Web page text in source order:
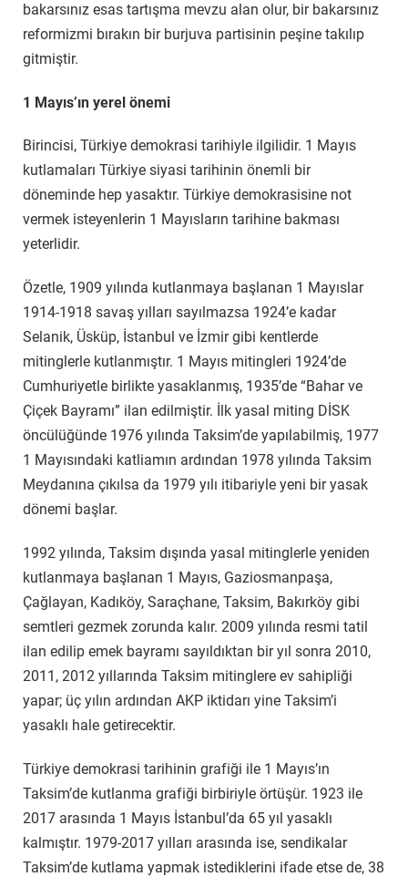
bakarsınız esas tartışma mevzu alan olur, bir bakarsınız
reformizmi bırakın bir burjuva partisinin peşine takılıp
gitmiştir.
1 Mayıs’ın yerel önemi
Birincisi, Türkiye demokrasi tarihiyle ilgilidir. 1 Mayıs
kutlamaları Türkiye siyasi tarihinin önemli bir
döneminde hep yasaktır. Türkiye demokrasisine not
vermek isteyenlerin 1 Mayısların tarihine bakması
yeterlidir.
Özetle, 1909 yılında kutlanmaya başlanan 1 Mayıslar
1914-1918 savaş yılları sayılmazsa 1924’e kadar
Selanik, Üsküp, İstanbul ve İzmir gibi kentlerde
mitinglerle kutlanmıştır. 1 Mayıs mitingleri 1924’de
Cumhuriyetle birlikte yasaklanmış, 1935’de “Bahar ve
Çiçek Bayramı” ilan edilmiştir. İlk yasal miting DİSK
öncülüğünde 1976 yılında Taksim’de yapılabilmiş, 1977
1 Mayısındaki katliamın ardından 1978 yılında Taksim
Meydanına çıkılsa da 1979 yılı itibariyle yeni bir yasak
dönemi başlar.
1992 yılında, Taksim dışında yasal mitinglerle yeniden
kutlanmaya başlanan 1 Mayıs, Gaziosmanpaşa,
Çağlayan, Kadıköy, Saraçhane, Taksim, Bakırköy gibi
semtleri gezmek zorunda kalır. 2009 yılında resmi tatil
ilan edilip emek bayramı sayıldıktan bir yıl sonra 2010,
2011, 2012 yıllarında Taksim mitinglere ev sahipliği
yapar; üç yılın ardından AKP iktidarı yine Taksim’i
yasaklı hale getirecektir.
Türkiye demokrasi tarihinin grafiği ile 1 Mayıs’ın
Taksim’de kutlanma grafiği birbiriyle örtüşür. 1923 ile
2017 arasında 1 Mayıs İstanbul’da 65 yıl yasaklı
kalmıştır. 1979-2017 yılları arasında ise, sendikalar
Taksim’de kutlama yapmak istediklerini ifade etse de, 38